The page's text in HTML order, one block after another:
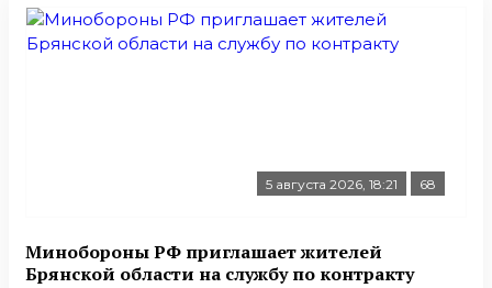
5 августа 2026, 18:21 68
Минобoроны РФ приглaшaет житeлeй
Брянской области на службу по контракту